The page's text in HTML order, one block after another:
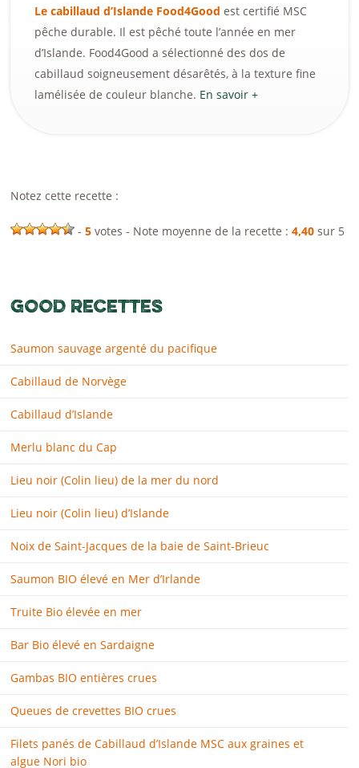
Le cabillaud d’Islande Food4Good est certifié MSC
pêche durable. Il est pêché toute l’année en mer
d’Islande. Food4Good a sélectionné des dos de
cabillaud soigneusement désarêtés, à la texture fine
lamélisée de couleur blanche. En savoir +
Notez cette recette :
-5 votes - Note moyenne de la recette :4,40 sur 5
GOOD RECETTES
Saumon sauvage argenté du pacifique
Cabillaud de Norvège
Cabillaud d’Islande
Merlu blanc du Cap
Lieu noir (Colin lieu) de la mer du nord
Lieu noir (Colin lieu) d’Islande
Noix de Saint-Jacques de la baie de Saint-Brieuc
Saumon BIO élevé en Mer d’Irlande
Truite Bio élevée en mer
Bar Bio élevé en Sardaigne
Gambas BIO entières crues
Queues de crevettes BIO crues
Filets panés de Cabillaud d’Islande MSC aux graines et
algue Nori bio